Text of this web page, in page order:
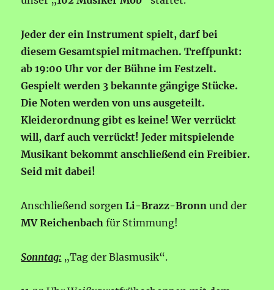
Jeder der ein Instrument spielt, darf bei
diesem Gesamtspiel mitmachen. Treffpunkt:
ab 19:00 Uhr vor der Bühne im Festzelt.
Gespielt werden 3 bekannte gängige Stücke.
Die Noten werden von uns ausgeteilt.
Kleiderordnung gibt es keine! Wer verrückt
will, darf auch verrückt! Jeder mitspielende
Musikant bekommt anschließend ein Freibier.
Seid mit dabei!
Anschließend sorgenLi-Brazz-Bronn und der
MV Reichenbach für Stimmung!
Sonntag: „Tag der Blasmusik“.